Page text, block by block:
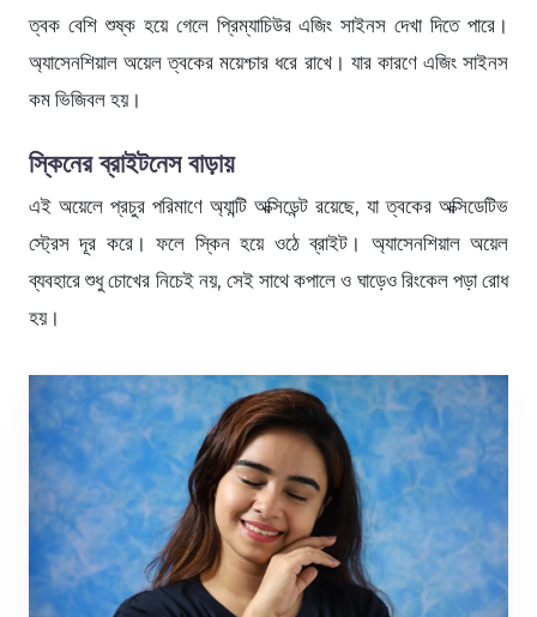
ত্বক বেশি শুষ্ক হয়ে গেলে প্রিম্যাচিউর এজিং সাইনস দেখা দিতে পারে।
অ্যাসেনশিয়াল অয়েল ত্বকের ময়েশ্চার ধরে রাখে। যার কারণে এজিং সাইনস
কম ভিজিবল হয়।
স্কিনের ব্রাইটনেস বাড়ায়
এই অয়েলে প্রচুর পরিমাণে অ্যান্টি অক্সিডেন্ট রয়েছে, যা ত্বকের অক্সিডেটিভ
স্ট্রেস দূর করে। ফলে স্কিন হয়ে ওঠে ব্রাইট। অ্যাসেনশিয়াল অয়েল
ব্যবহারে শুধু চোখের নিচেই নয়, সেই সাথে কপালে ও ঘাড়েও রিংকেল পড়া রোধ
হয়।